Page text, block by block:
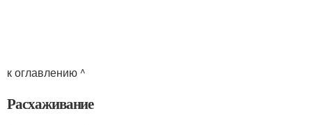
к оглавлению ^
Расхаживание